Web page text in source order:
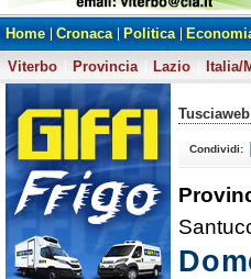
Home Cronaca Politica
Viterbo
Provincia Lazio Italia/
Tusciaweb
Condividi: